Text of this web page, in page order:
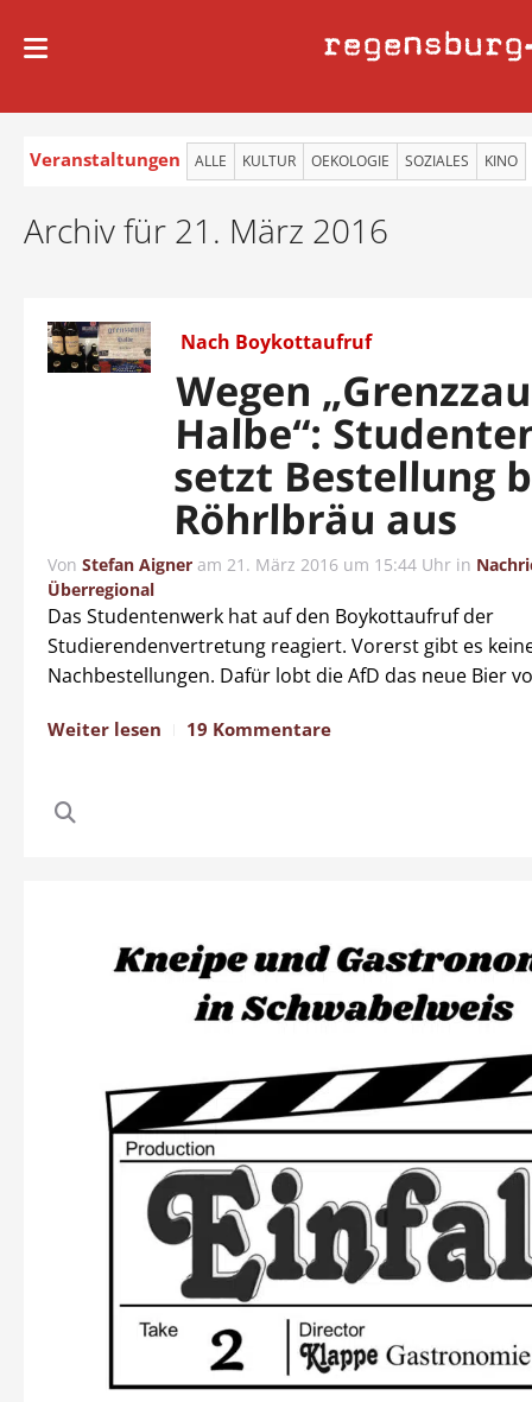
regensburg
Veranstaltungen ALLE KULTUR OEKOLOGIE SOZIALES KINO
Archiv für 21. März 2016
Nach Boykottaufruf
Wegen
Halbe“:
setzt Bestellung
Röhrlbräu aus
Von Stefan Aigner am 21. März 2016 um 15:44 Uhr in
Überregional
Das Studentenwerk hat auf den Boykottaufruf der
Studierendenvertretung reagiert. Vorerst gibt es
Nachbestellungen. Dafür lobt die AfD das neue Bier
Weiter lesen 19 Kommentare